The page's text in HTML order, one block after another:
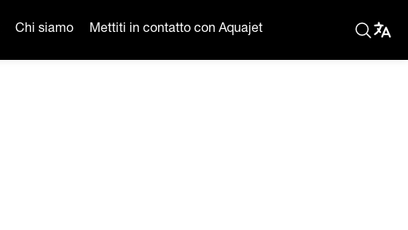
Chi siamo Mettiti in contatto con Aquajet